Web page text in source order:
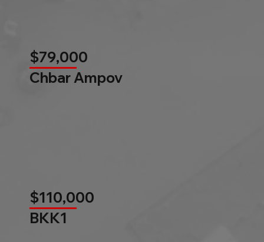
$79,000
Chbar Ampov
$110,000
BKK1